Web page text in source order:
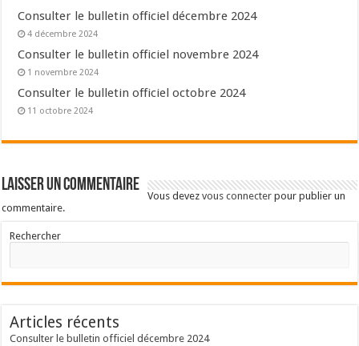
Consulter le bulletin officiel décembre 2024
4 décembre 2024
Consulter le bulletin officiel novembre 2024
1 novembre 2024
Consulter le bulletin officiel octobre 2024
11 octobre 2024
Laisser un commentaire
Vous devezvous connecter pour publier un
commentaire.
Rechercher
Articles récents
Consulter le bulletin officiel décembre 2024